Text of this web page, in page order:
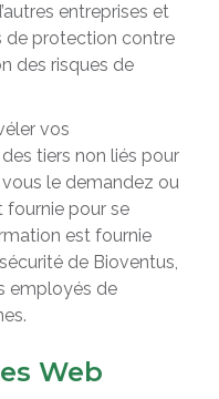
entreprises et
de protection contre
des risques de
vos
tiers non liés pour
vous le demandez ou
fournie pour se
est fournie
de Bioventus,
employés de
Web